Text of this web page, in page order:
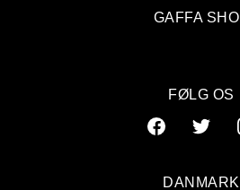
GAFFA
FØLG OS
DANMARK